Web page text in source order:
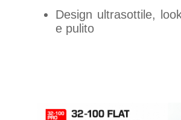
Design ultrasottile,
e pulito